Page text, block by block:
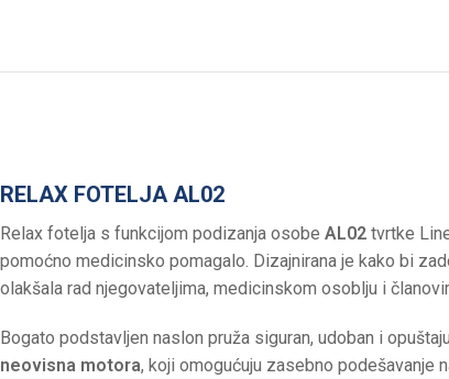
RELAX FOTELJA AL02
Relax fotelja s funkcijom podizanja osobe AL02 tvrtke
pomoćno medicinsko pomagalo. Dizajnirana je kako bi
olakšala rad njegovateljima, medicinskom osoblju i
Bogato podstavljen naslon pruža siguran, udoban i
neovisna motora, koji omogućuju zasebno podešavanje